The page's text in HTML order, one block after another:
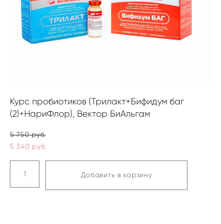
Курс пробиотиков (Трилакт+Бифидум баг
(2)+НариФлор), Вектор БиАльгам
5 750 pуб.
5 340 pуб.
Добавить в корзину